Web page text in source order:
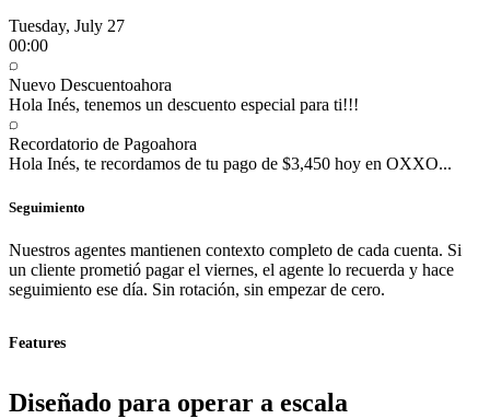
Tuesday, July 27
00:00
Nuevo Descuentoahora
Hola Inés, tenemos un descuento especial para ti!!!
Recordatorio de Pagoahora
Hola Inés, te recordamos de tu pago de $3,450 hoy en OXXO...
Seguimiento
Nuestros agentes mantienen contexto completo de cada cuenta. Si
un cliente prometió pagar el viernes, el agente lo recuerda y hace
seguimiento ese día. Sin rotación, sin empezar de cero.
Features
Diseñado para operar a escala